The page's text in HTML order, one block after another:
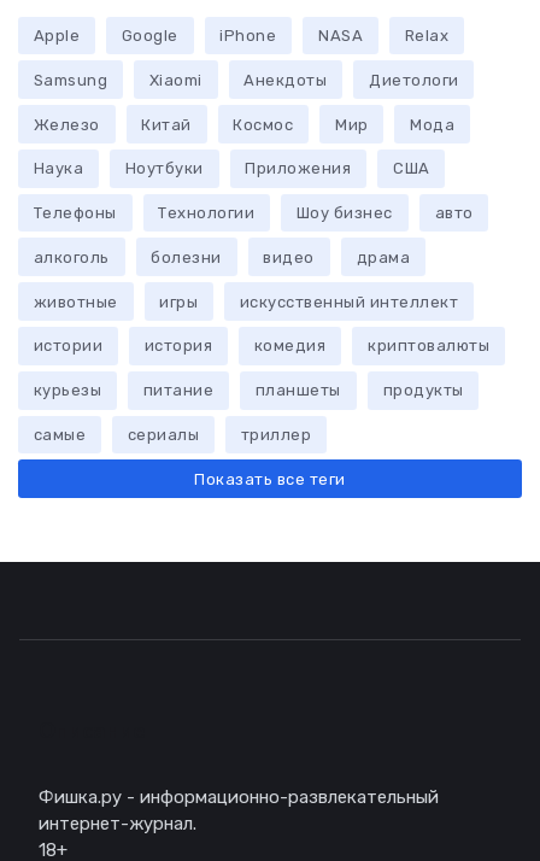
Apple Google iPhone NASA Relax
Samsung Xiaomi Анекдоты Диетологи
Железо Китай Космос Мир Мода
Наука Ноутбуки Приложения США
Телефоны Технологии Шоу бизнес авто
алкоголь болезни видео драма
животные игры искусственный интеллект
истории история комедия криптовалюты
курьезы питание планшеты продукты
самые сериалы триллер
Показать все теги
Фишка.ру - информационно-развлекательный
интернет-журнал.
18+